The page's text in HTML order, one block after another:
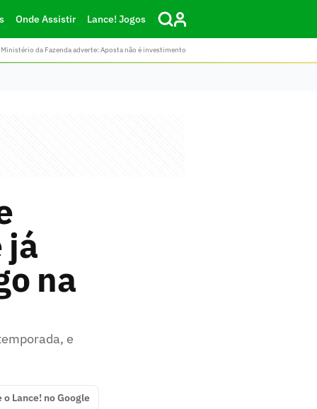
Onde Assistir Lance! Jogos
da Fazenda adverte: Aposta não é investimento
já
na
e
o Lance! no Google